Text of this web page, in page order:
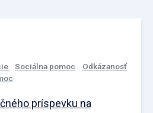
Sociálna pomoc
Odkázanosť
príspevku na